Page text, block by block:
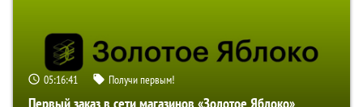
05:16:40 Получи первым!